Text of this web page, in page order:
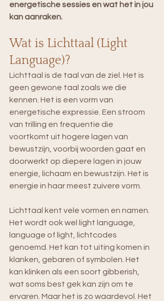
energetische sessies en wat het in jou
kan aanraken.
Wat is Lichttaal (Light
Language)?
Lichttaal is de taal van de ziel. Het is
geen gewone taal zoals we die
kennen. Het is een vorm van
energetische expressie. Een stroom
van trilling en frequentie die
voortkomt uit hogere lagen van
bewustzijn, voorbij woorden gaat en
doorwerkt op diepere lagen in jouw
energie, lichaam en bewustzijn. Het is
energie in haar meest zuivere vorm.
Lichttaal kent vele vormen en namen.
Het wordt ook wel light language,
language of light, lichtcodes
genoemd. Het kan tot uiting komen in
klanken, gebaren of symbolen. Het
kan klinken als een soort gibberish,
wat soms best gek kan zijn om te
ervaren. Maar het is zo waardevol. Het